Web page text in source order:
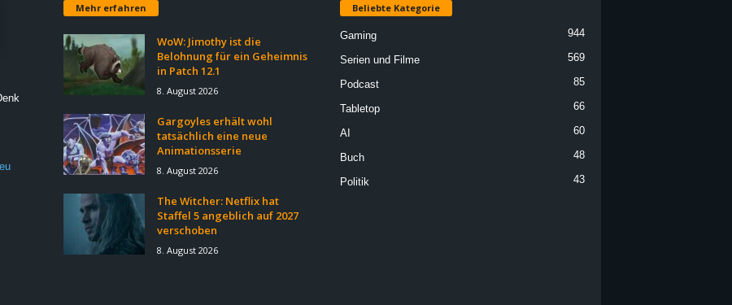
Mehr erfahren
WoW: Jimothy ist die
Belohnung für ein Geheimnis
in Patch 12.1
8. August 2026
Gargoyles erhält wohl
tatsächlich eine neue
Animationsserie
8. August 2026
The Witcher: Netflix hat
Staffel 5 angeblich auf 2027
verschoben
8. August 2026
Beliebte Kategorie
Gaming 944
Serien und Filme 569
Podcast 85
Tabletop 66
AI 60
Buch 48
Politik 43